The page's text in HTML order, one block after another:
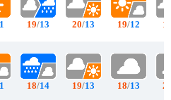
19/13
18/14
20/13
19/13
19/12
18/13